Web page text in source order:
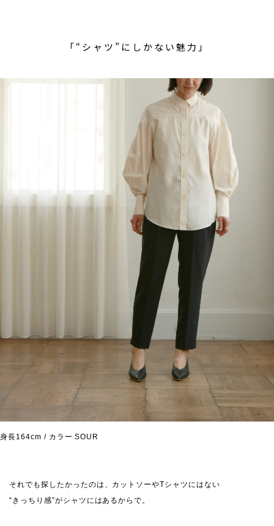
「“シャツ”にしかない魅力」
身長164cm / カラー SOUR
それでも探したかったのは、カットソーやTシャツにはない
“きっちり感”がシャツにはあるからで。